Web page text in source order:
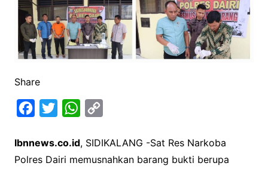
Share
c
e
i
t
W
a
t
p
y
Ibnnews.co.id, SIDIKALANG -Sat Res Narkoba
Polres Dairi memusnahkan barang bukti berupa